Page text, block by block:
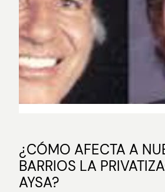
¿CÓMO AFECTA A
BARRIOS LA
AYSA?